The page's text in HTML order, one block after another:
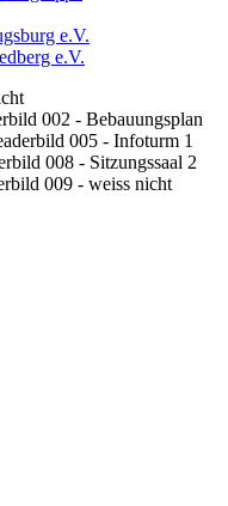
e.V.
e.V.